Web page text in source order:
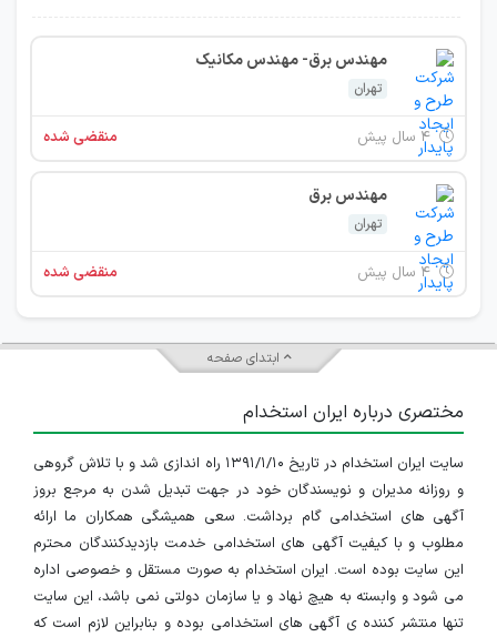
مهندس برق- مهندس مکانیک
تهران
منقضی شده
مهندس برق
تهران
منقضی شده
ابتدای صفحه
مختصری درباره ایران استخدام
سایت ایران استخدام در تاریخ ۱۳۹۱/۱/۱۰ راه اندازی شد و با تلاش گروهی
و روزانه مدیران و نویسندگان خود در جهت تبدیل شدن به مرجع بروز
آگهی های استخدامی گام برداشت. سعی همیشگی همکاران ما ارائه
مطلوب و با کیفیت آگهی های استخدامی خدمت بازدیدکنندگان محترم
این سایت بوده است. ایران استخدام به صورت مستقل و خصوصی اداره
می شود و وابسته به هیچ نهاد و یا سازمان دولتی نمی باشد، این سایت
تنها منتشر کننده ی آگهی های استخدامی بوده و بنابراین لازم است که